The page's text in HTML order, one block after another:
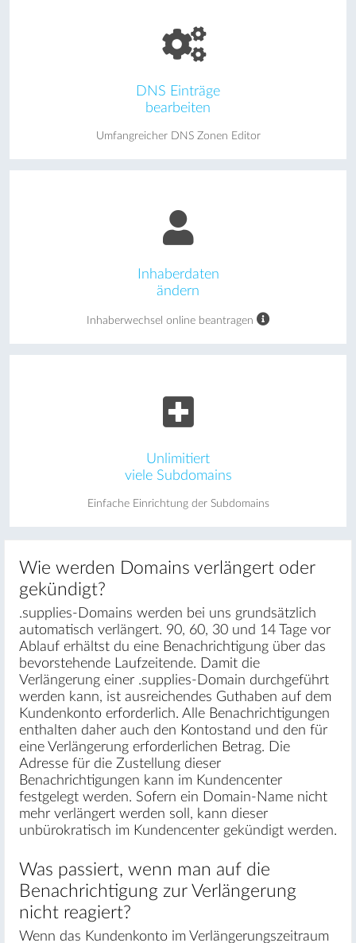
DNS Einträge
bearbeiten
Umfangreicher DNS Zonen Editor
Inhaberdaten
ändern
Inhaberwechsel online beantragen
Unlimitiert
viele Subdomains
Einfache Einrichtung der Subdomains
Wie werden Domains verlängert oder
gekündigt?
.supplies-Domains werden bei uns grundsätzlich
automatisch verlängert. 90, 60, 30 und 14 Tage vor
Ablauf erhältst du eine Benachrichtigung über das
bevorstehende Laufzeitende. Damit die
Verlängerung einer .supplies-Domain durchgeführt
werden kann, ist ausreichendes Guthaben auf dem
Kundenkonto erforderlich. Alle Benachrichtigungen
enthalten daher auch den Kontostand und den für
eine Verlängerung erforderlichen Betrag. Die
Adresse für die Zustellung dieser
Benachrichtigungen kann im Kundencenter
festgelegt werden. Sofern ein Domain-Name nicht
mehr verlängert werden soll, kann dieser
unbürokratisch im Kundencenter gekündigt werden.
Was passiert, wenn man auf die
Benachrichtigung zur Verlängerung
nicht reagiert?
Wenn das Kundenkonto im Verlängerungszeitraum